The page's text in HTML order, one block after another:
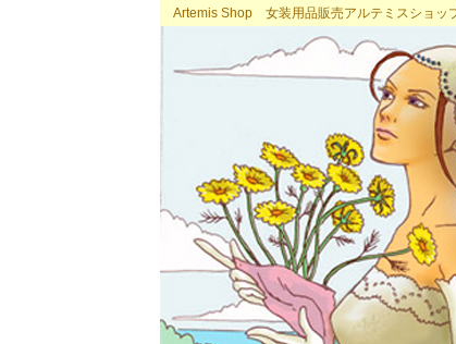
Artemis Shop 女装用品販売アルテミスショッ